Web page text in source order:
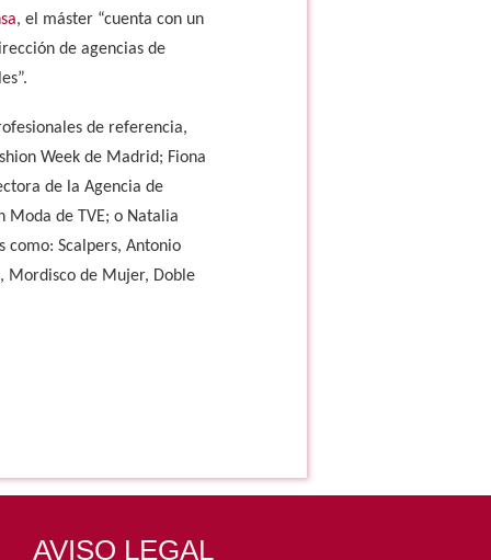
, el máster “cuenta con un
de agencias de
de referencia,
Week de Madrid; Fiona
de la Agencia de
Moda de TVE; o Natalia
como: Scalpers, Antonio
Mordisco de Mujer, Doble
AVISO LEGAL